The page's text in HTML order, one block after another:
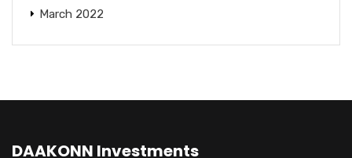
March 2022
DAAKONN Investments